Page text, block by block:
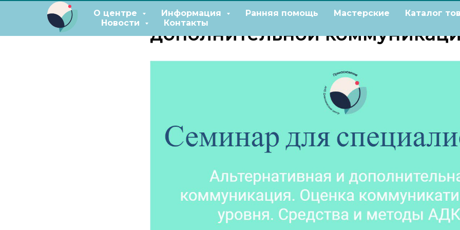
О центре Информация Ранняя помощь Мастерские
Каталог
Новости
Контакты
Семинар "Альтернативные
дополнительной